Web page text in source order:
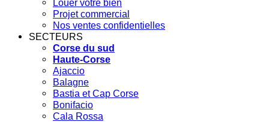
Louer votre bien
Projet commercial
Nos ventes confidentielles
SECTEURS
Corse du sud
Haute-Corse
Ajaccio
Balagne
Bastia et Cap Corse
Bonifacio
Cala Rossa